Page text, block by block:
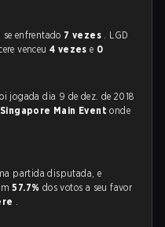
enfrentado 7 vezes . LGD
venceu4 vezese 0
jogada dia 9 de dez. de 2018
Main Eventonde
partida disputada, e
57.7% dos votos a seu favor
.